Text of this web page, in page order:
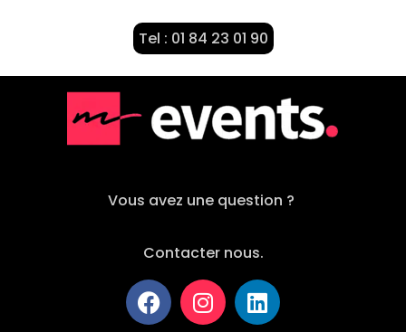
Tel : 01 84 23 01 90
Vous avez une question ?
Contacter nous.